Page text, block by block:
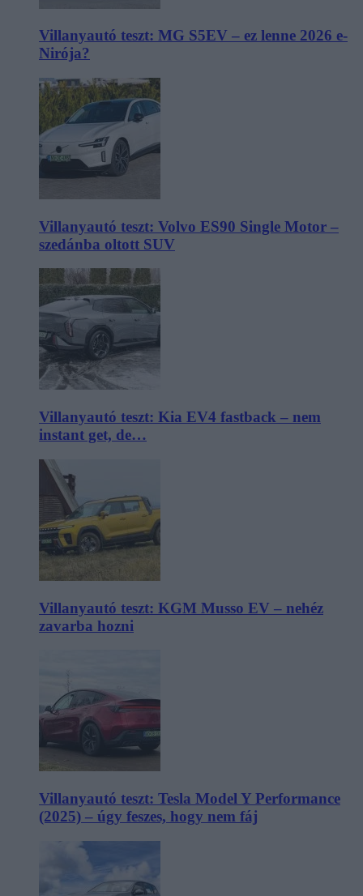
Villanyautó teszt: MG S5EV – ez lenne 2026 e-
Nirója?
Villanyautó teszt: Volvo ES90 Single Motor –
szedánba oltott SUV
Villanyautó teszt: Kia EV4 fastback – nem
instant get, de…
Villanyautó teszt: KGM Musso EV – nehéz
zavarba hozni
Villanyautó teszt: Tesla Model Y Performance
(2025) – úgy feszes, hogy nem fáj